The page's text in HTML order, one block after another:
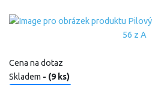
Cena na dotaz
Skladem - (9 ks)